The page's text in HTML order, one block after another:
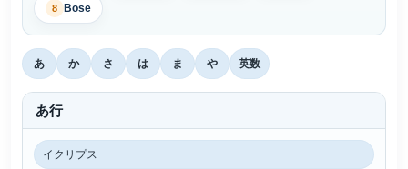
8 Bose
あ か さ は ま や 英数
あ行
イクリプス